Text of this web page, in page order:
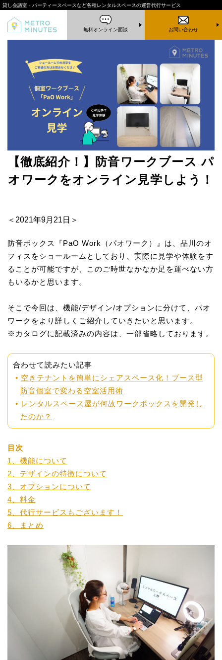
貸し会議室・パーティースペースなど各種レンタルスペースの運営代行サービス
無料オンライン面談 お問い合わせ
【徹底紹介！】防音ワークブース パ
オワークをオンライン見学しよう！
＜2021年9月21日＞
防音ボックス『PaO Work（パオワーク）』は、品川のオ
フィスをショールームとしており、実際に見学や体験をす
ることが可能ですが、このご時世なかなか足を運べない方
もいるかと思います。
そこで今回は、機能/デザイン/オプションに分けて、パオ
ワークをより詳しくご紹介していきたいと思います。
※カタログに記載済みの内容は、一部省略しております。
合わせて読みたい記事
空きテナントを簡単にシェアスペース化！ブース型
防音個室で変わる空室活用術
レンタルスペース屋が何故ワークボックスを開発し
たのか？
目次
1、機能について
2、デザインの特徴について
3、オプションについて
4、料金
5、代行サービスもございます！
6、まとめ